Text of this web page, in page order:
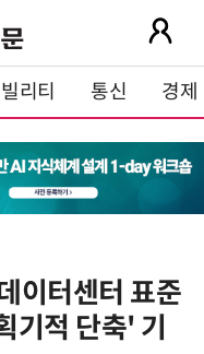
리티 통신 경제
이터센터 표준
적 단축' 기